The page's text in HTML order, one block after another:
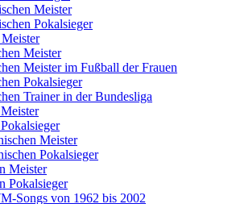
Meister
Pokalsieger
Meister
Meister im Fußball der Frauen
Pokalsieger
Trainer in der Bundesliga
Meister
Pokalsieger
Meister
Pokalsieger
Songs von 1962 bis 2002